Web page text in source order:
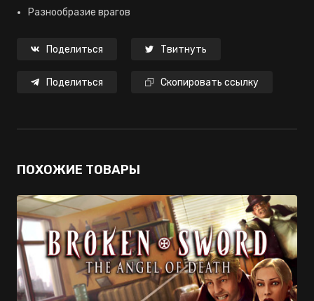
Разнообразие врагов
Поделиться Твитнуть
Поделиться Скопировать ссылку
ПОХОЖИЕ ТОВАРЫ